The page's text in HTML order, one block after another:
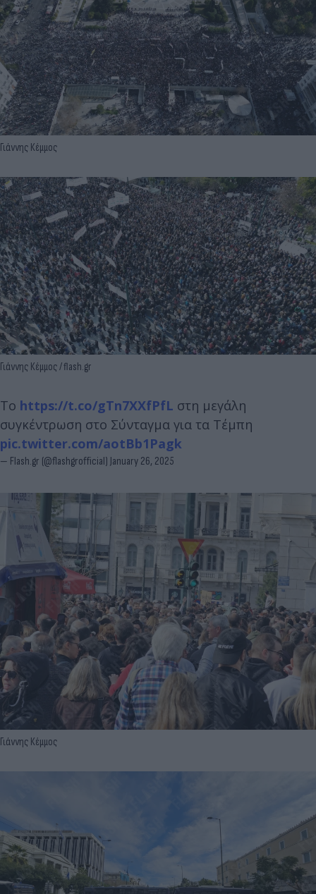
Γιάννης Κέμμος
Γιάννης Κέμμος / flash.gr
Το https://t.co/gTn7XXfPfL στη μεγάλη
συγκέντρωση στο Σύνταγμα για τα Τέμπη
pic.twitter.com/aotBb1Pagk
— Flash.gr (@flashgrofficial) January 26, 2025
Γιάννης Κέμμος